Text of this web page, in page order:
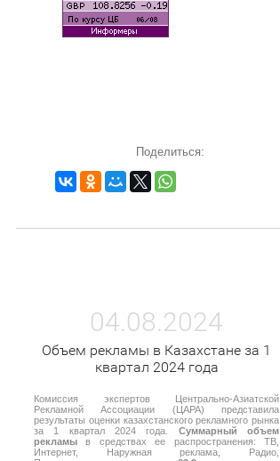
Поделиться:
04.08.2024
Объем рекламы в Казахстане за 1
квартал 2024 года
Комиссия экспертов Центрально-Азиатской
Рекламной Ассоциации (ЦАРА) представила
результаты оценки казахстанского рекламного рынка
за 1 квартал 2024 года. Суммарный объем
рекламы в средствах ее распространения: ТВ,
Интернет, Наружная реклама, Радио,